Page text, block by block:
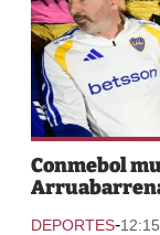
Conmebol
DEPORTES-12:15